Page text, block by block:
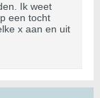
Ik weet
een tocht
x aan en uit